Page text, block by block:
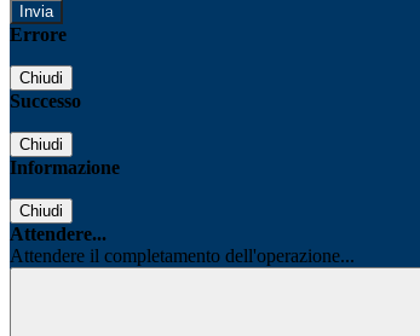
Errore
Chiudi
Successo
Chiudi
Informazione
Chiudi
Attendere...
Attendere il completamento dell'operazione...